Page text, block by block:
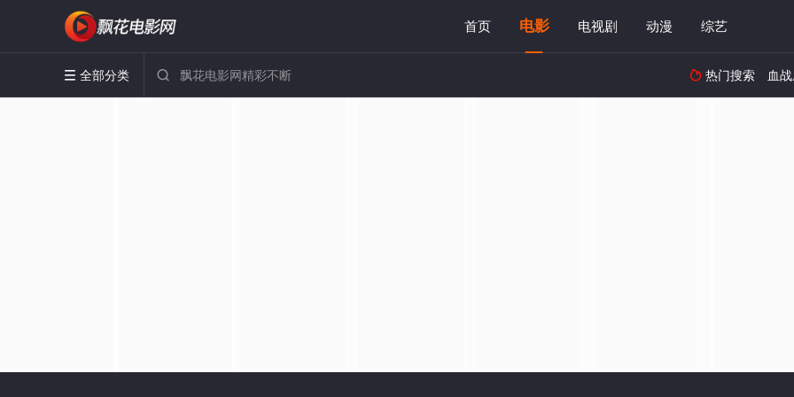
首页 电影 电视剧 动漫 综艺
 全部分类   热门搜索 血